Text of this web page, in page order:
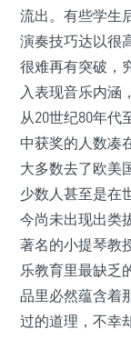
流出。有些学生
演奏技巧达以很
很难再有突破，
入表现音乐内涵
从20世纪80年代
中获奖的人数凑
大多数去了欧美
少数人甚至是在
今尚未出现出类
著名的小提琴教
乐教育里最缺乏
品里必然蕴含着
过的道理，不幸